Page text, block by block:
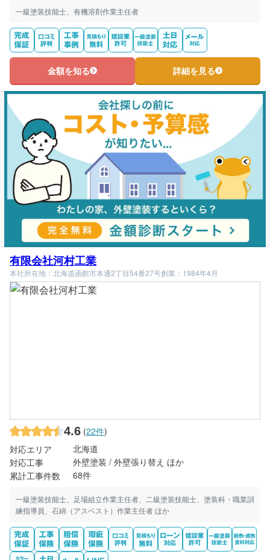
一級塗装技能士、有機溶剤作業主任者
金額を知る 詳細を見る
有限会社河村工業
本社所在地：北海道函館市本通2丁目54番27号創業：1984年4月
4.6 (22件)
対応エリア
北海道
対応工事
外壁塗装 / 外壁張り替え ほか
累計工事件数
68件
一級塗装技能士、足場組立作業主任者、二級塗装技能士、塗装科・職業訓
練指導員、石綿（アスベスト）作業主任者 ほか